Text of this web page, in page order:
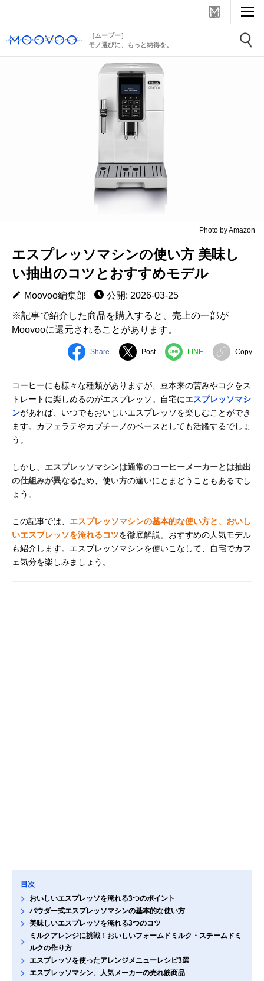
［ムーブー］
モノ選びに、もっと納得を。
Photo by Amazon
エスプレッソマシンの使い方 美味し
い抽出のコツとおすすめモデル
Moovoo編集部
公開: 2026-03-25
※記事で紹介した商品を購入すると、売上の一部が
Moovooに還元されることがあります。
Share Post LINE Copy
コーヒーにも様々な種類がありますが、豆本来の苦みやコクをス
トレートに楽しめるのがエスプレッソ。自宅にエスプレッソマシ
ンがあれば、いつでもおいしいエスプレッソを楽しむことができ
ます。カフェラテやカプチーノのベースとしても活躍するでしょ
う。
しかし、 エスプレッソマシンは通常のコーヒーメーカーとは抽出
の仕組みが異なるため、使い方の違いにとまどうこともあるでし
ょう。
この記事では、 エスプレッソマシンの基本的な使い方と、おいし
いエスプレッソを淹れるコツを徹底解説。おすすめの人気モデル
も紹介します。エスプレッソマシンを使いこなして、自宅でカフ
ェ気分を楽しみましょう。
目次
おいしいエスプレッソを淹れる3つのポイント
パウダー式エスプレッソマシンの基本的な使い方
美味しいエスプレッソを淹れる3つのコツ
ミルクアレンジに挑戦！おいしいフォームドミルク・スチームドミ
ルクの作り方
エスプレッソを使ったアレンジメニューレシピ3選
エスプレッソマシン、人気メーカーの売れ筋商品